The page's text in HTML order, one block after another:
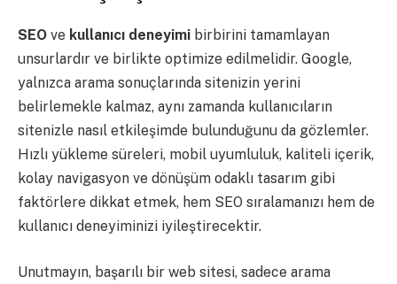
SEO ve kullanıcı deneyimi birbirini tamamlayan
unsurlardır ve birlikte optimize edilmelidir. Google,
yalnızca arama sonuçlarında sitenizin yerini
belirlemekle kalmaz, aynı zamanda kullanıcıların
sitenizle nasıl etkileşimde bulunduğunu da gözlemler.
Hızlı yükleme süreleri, mobil uyumluluk, kaliteli içerik,
kolay navigasyon ve dönüşüm odaklı tasarım gibi
faktörlere dikkat etmek, hem SEO sıralamanızı hem de
kullanıcı deneyiminizi iyileştirecektir.
Unutmayın, başarılı bir web sitesi, sadece arama